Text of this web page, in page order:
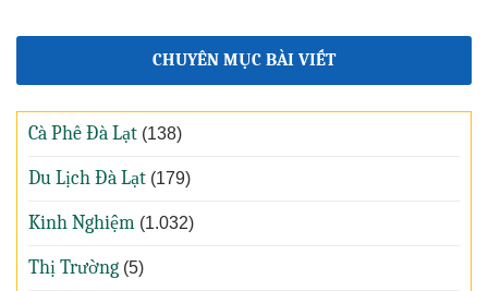
CHUYÊN MỤC BÀI VIẾT
Cà Phê Đà Lạt (138)
Du Lịch Đà Lạt (179)
Kinh Nghiệm (1.032)
Thị Trường (5)